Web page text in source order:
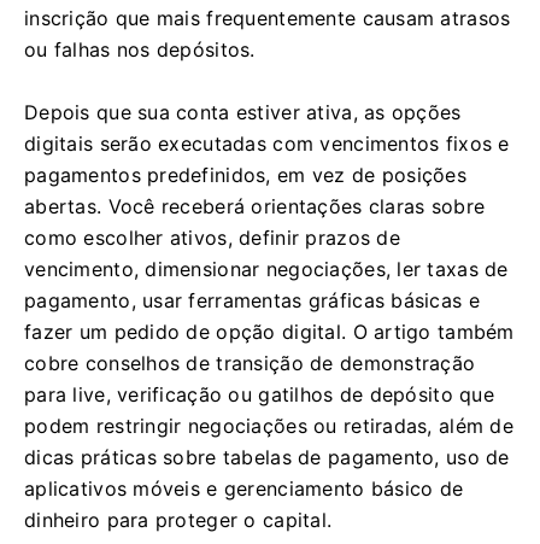
inscrição que mais frequentemente causam atrasos
ou falhas nos depósitos.
Depois que sua conta estiver ativa, as opções
digitais serão executadas com vencimentos fixos e
pagamentos predefinidos, em vez de posições
abertas. Você receberá orientações claras sobre
como escolher ativos, definir prazos de
vencimento, dimensionar negociações, ler taxas de
pagamento, usar ferramentas gráficas básicas e
fazer um pedido de opção digital. O artigo também
cobre conselhos de transição de demonstração
para live, verificação ou gatilhos de depósito que
podem restringir negociações ou retiradas, além de
dicas práticas sobre tabelas de pagamento, uso de
aplicativos móveis e gerenciamento básico de
dinheiro para proteger o capital.